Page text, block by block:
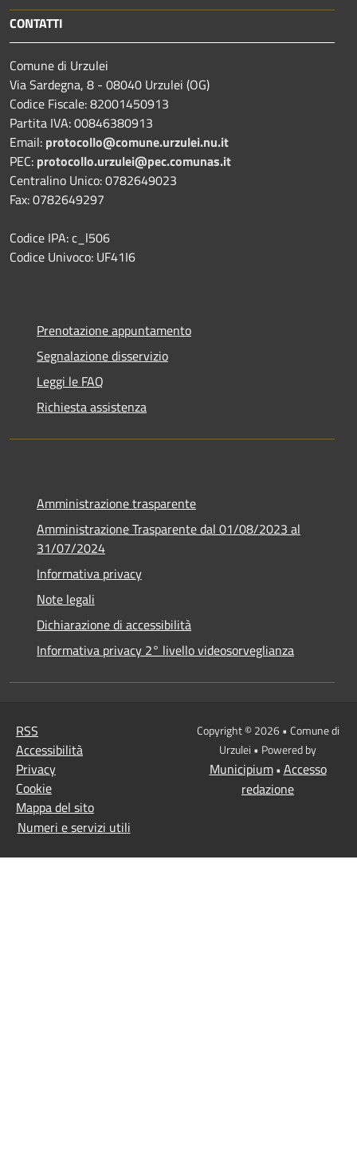
CONTATTI
Comune di Urzulei
Via Sardegna, 8 - 08040 Urzulei (OG)
Codice Fiscale: 82001450913
Partita IVA: 00846380913
Email: protocollo@comune.urzulei.nu.it
PEC: protocollo.urzulei@pec.comunas.it
Centralino Unico: 0782649023
Fax: 0782649297
Codice IPA: c_l506
Codice Univoco: UF41I6
Prenotazione appuntamento
Segnalazione disservizio
Leggi le FAQ
Richiesta assistenza
Amministrazione trasparente
Amministrazione Trasparente dal 01/08/2023 al
31/07/2024
Informativa privacy
Note legali
Dichiarazione di accessibilità
Informativa privacy 2° livello videosorveglianza
RSS
Accessibilità
Privacy
Cookie
Mappa del sito
Numeri e servizi utili
Copyright © 2026 • Comune di
Urzulei • Powered by
Municipium• Accesso
redazione